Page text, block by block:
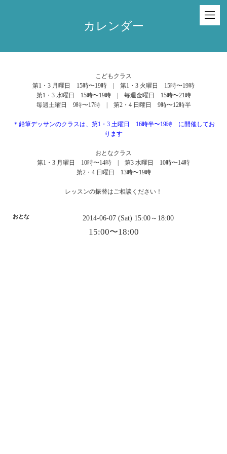
カレンダー
こどもクラス
第1・3 月曜日 15時〜19時 | 第1・3 火曜日 15時〜19時
第1・3 水曜日 15時〜19時 | 毎週金曜日 15時〜21時
毎週土曜日 9時〜17時 | 第2・4 日曜日 9時〜12時半
＊鉛筆デッサンのクラスは、第1・3 土曜日 16時半〜19時 に開催してお
ります
おとなクラス
第1・3 月曜日 10時〜14時 | 第3 水曜日 10時〜14時
第2・4 日曜日 13時〜19時
レッスンの振替はご相談ください！
おとな 2014-06-07 (Sat) 15:00～18:00
15:00〜18:00